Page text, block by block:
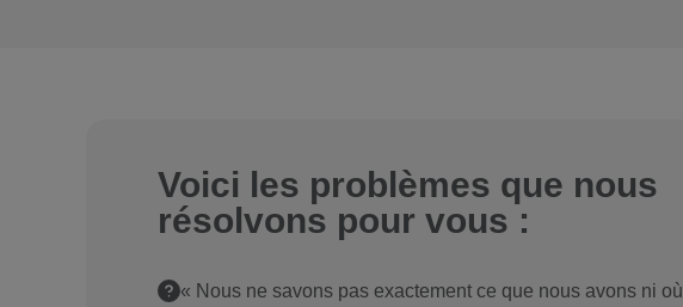
Voici les problèmes que nous
résolvons pour vous :
« Nous ne savons pas exactement ce que nous avons ni où